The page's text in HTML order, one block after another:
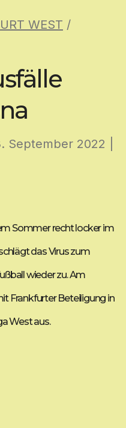
WEST /
September 2022
Sommer recht locker im
das Virus zum
wieder zu. Am
Frankfurter Beteiligung in
West aus.